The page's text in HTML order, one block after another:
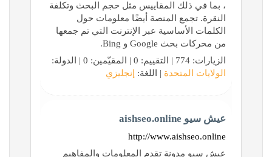
، بما في ذلك المقاييس مثل حجم البحث وتكلفة
النقرة. تجمع المنصة أيضًا معلومات حول
الكلمات الأساسية عبر الإنترنت التي تم جمعها
من محركات بحث Google و Bing.
الزيارات: 774 | التقييم: 0 | المقيّمين: 0 | الدولة:
الولايات المتحدة | اللغة: إنجليزي
عيش سيو aishseo.online
http://www.aishseo.online
عيش سيو مدونة تقدم المعلومات والمفاهيم